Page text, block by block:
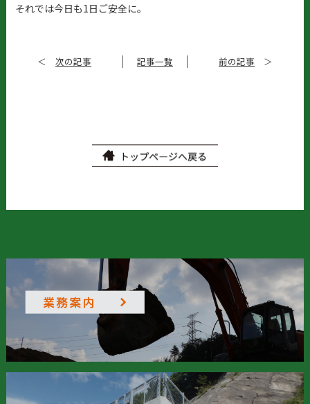
それでは今日も1日ご安全に。
＜ 次の記事 記事一覧 前の記事 ＞